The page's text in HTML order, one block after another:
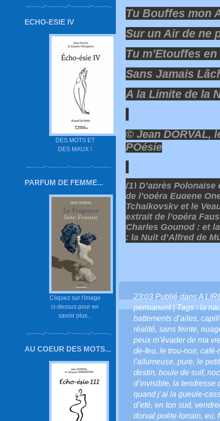
ECHO-ESIE IV
DES MOTS ET
DES MAUX !
PARFUM DE FEMME...
Cliquez sur l'image
ci-dessus pour en
savoir plus...
AU COEUR DES MOTS...
Tu Bouffes mon
Sur un Air de ne
Tu m’Etouffes
Sans Jamais
A la Limite de la
© Jean DORVAL,
POésie
(1) D’après Polonaise
de l’opéra Eugene
Tchaikovsky et le
extrait de l’opéra
Charles Gounod ; et
: la Nuit d’Alfred de
23:03 Publié dansA
permanent| Tags :la
battements d’ailes,
réalité, sans feinte,
peux m’évader de ma
de-feu, le trou-noir, café-
l'allumeuse, pure, le
destin, boule de suif,
d’invisible, la tendresse
quand j’ai la gueule-
d’eté, en ton sud,
dorval poète lorrain, eu,